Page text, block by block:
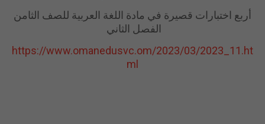
أربع اختبارات قصيرة في مادة اللغة العربية للصف الثامن
الفصل الثاني
https://www.omanedusvc.om/2023/03/2023_11.ht
ml